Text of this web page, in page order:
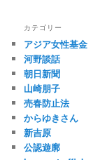
カテゴリー
アジア女性基金
河野談話
朝日新聞
山崎朋子
売春防止法
からゆきさん
新吉原
公認遊廓